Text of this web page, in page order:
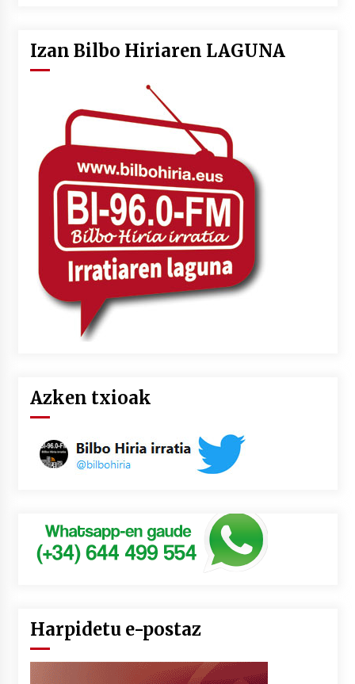
Izan Bilbo Hiriaren LAGUNA
Azken txioak
Harpidetu e-postaz